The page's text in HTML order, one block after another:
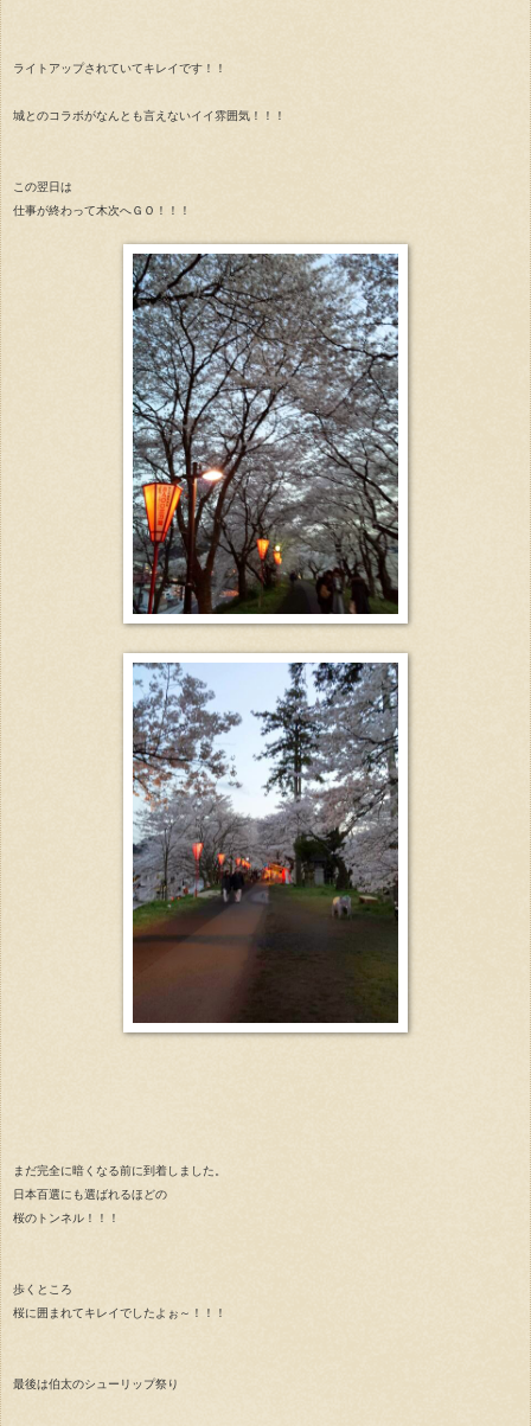
ライトアップされていてキレイです！！
城とのコラボがなんとも言えないイイ雰囲気！！！
この翌日は
仕事が終わって木次へＧＯ！！！
まだ完全に暗くなる前に到着しました。
日本百選にも選ばれるほどの
桜のトンネル！！！
歩くところ
桜に囲まれてキレイでしたよぉ～！！！
最後は伯太のシューリップ祭り